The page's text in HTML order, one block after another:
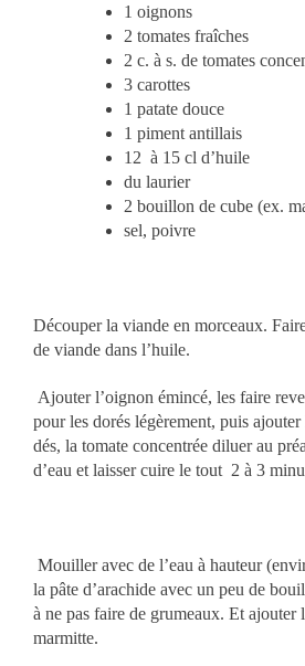
1 oignons
2 tomates fraîches
2 c. à s. de tomates
3 carottes
1 patate douce
1 piment antillais
12 à 15 cl d’huile
du laurier
2 bouillon de cube (ex.
sel, poivre
Découper la viande en morceaux.
de viande dans l’huile.
Ajouter l’oignon émincé, les faire
pour les dorés légèrement, puis ajouter
dés, la tomate concentrée diluer au
d’eau et laisser cuire le tout 2 à 3
Mouiller avec de l’eau à hauteur
la pâte d’arachide avec un peu de
à ne pas faire de grumeaux. Et ajouter
marmitte.